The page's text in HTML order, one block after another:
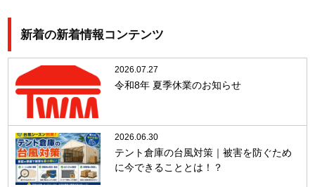
新着の新着情報コンテンツ
2026.07.27
令和8年 夏季休業のお知らせ
2026.06.30
テント倉庫の台風対策｜被害を防ぐため
に今できることとは！？